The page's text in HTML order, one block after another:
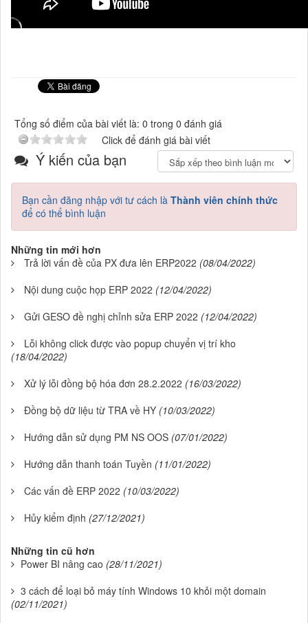
Tổng số điểm của bài viết là: 0 trong 0 đánh giá
Click để đánh giá bài viết
Ý kiến của bạn
Bạn cần đăng nhập với tư cách là Thành viên chính thức
để có thể bình luận
Những tin mới hơn
Trả lời vấn đề của PX đưa lên ERP2022 (08/04/2022)
Nội dung cuộc họp ERP 2022 (12/04/2022)
Gửi GESO đề nghị chỉnh sửa ERP 2022 (12/04/2022)
Lỗi không click được vào popup chuyển vị trí kho
(18/04/2022)
Xử lý lỗi đồng bộ hóa đơn 28.2.2022 (16/03/2022)
Đồng bộ dữ liệu từ TRA về HY (10/03/2022)
Hướng dẫn sử dụng PM NS OOS (07/01/2022)
Hướng dẫn thanh toán Tuyền (11/01/2022)
Các vấn đề ERP 2022 (10/03/2022)
Hủy kiểm định (27/12/2021)
Những tin cũ hơn
Power BI nâng cao (28/11/2021)
3 cách để loại bỏ máy tính Windows 10 khỏi một domain
(02/11/2021)